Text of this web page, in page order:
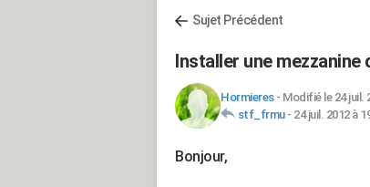
Sujet Précédent
Installer une mezzanine
Hormieres- Modifié le 24 juil.
stf_frmu- 24 juil. 2012 à
Bonjour,